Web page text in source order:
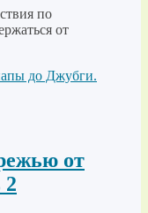
по
от
от